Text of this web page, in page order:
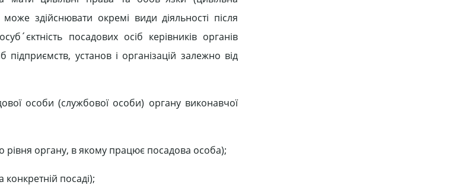
здійснювати окремі види діяльності після
посадових осіб керівників органів
установ і організа­цій залежно від
особи (службової особи) органу виконавчої
рівня органу, в якому працює посадова особа);
посаді);